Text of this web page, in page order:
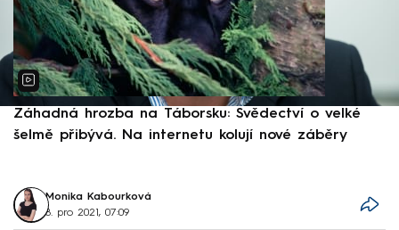
Záhadná hrozba na Táborsku: Svědectví o velké
šelmě přibývá. Na internetu kolují nové záběry
Monika Kabourková
8. pro 2021, 07:09